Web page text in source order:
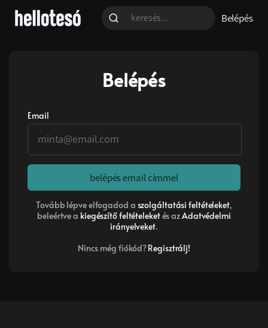
Belépés
Belépés
Email
belépés email címmel
Tovább lépve elfogadod a szolgáltatási feltételeket,
beleértve a kiegészítő feltételeketés azAdatvédelmi
irányelveket.
Nincs még fiókód?Regisztrálj!